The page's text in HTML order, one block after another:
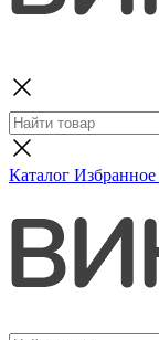
Каталог Избранное